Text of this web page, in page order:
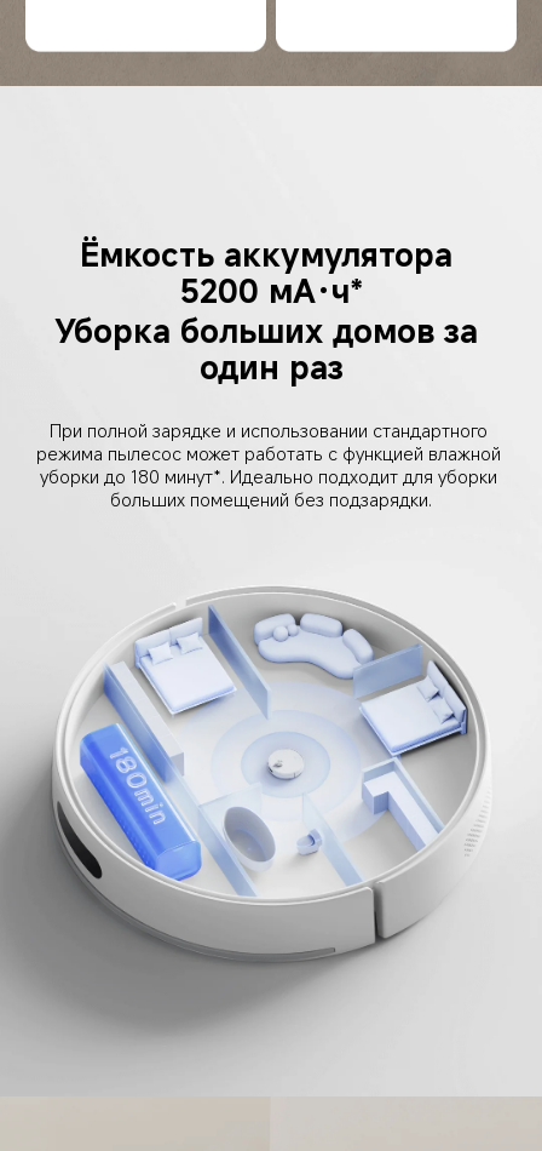
Ёмкость аккумулятора
5200 мА·ч*
Уборка больших домов за
один раз
При полной зарядке и использовании стандартного
режима пылесос может работать с функцией влажной
уборки до 180 минут*. Идеально подходит для уборки
больших помещений без подзарядки.